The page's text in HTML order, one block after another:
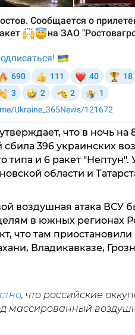
что в ночь на
сбила 396 украинских
типа и 6 ракет "Нептун".
области и
воздушная атака ВСУ
в южных регионах
что там приостановили
Владикавказе,
, что российские
массированный